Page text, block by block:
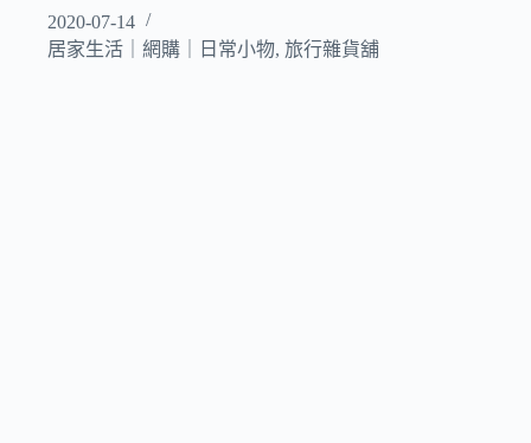
2020-07-14
居家生活｜網購｜日常小物, 旅行雜貨舖